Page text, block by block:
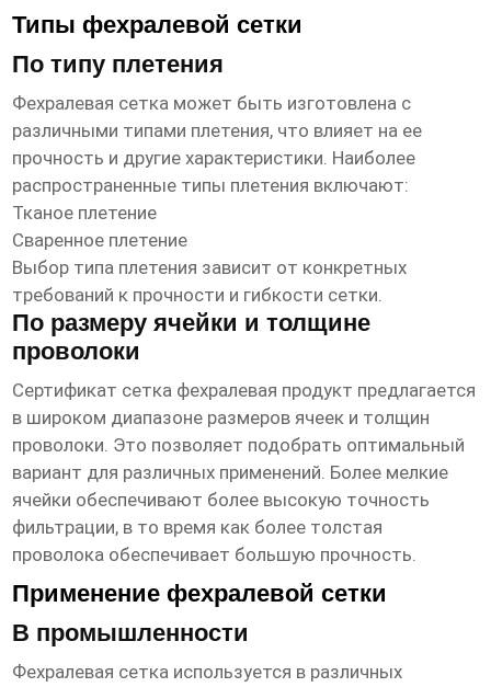
Типы фехралевой сетки
По типу плетения
Фехралевая сетка может быть изготовлена с
различными типами плетения, что влияет на ее
прочность и другие характеристики. Наиболее
распространенные типы плетения включают:
Тканое плетение
Сваренное плетение
Выбор типа плетения зависит от конкретных
требований к прочности и гибкости сетки.
По размеру ячейки и толщине
проволоки
Сертификат сетка фехралевая продукт предлагается
в широком диапазоне размеров ячеек и толщин
проволоки. Это позволяет подобрать оптимальный
вариант для различных применений. Более мелкие
ячейки обеспечивают более высокую точность
фильтрации, в то время как более толстая
проволока обеспечивает большую прочность.
Применение фехралевой сетки
В промышленности
Фехралевая сетка используется в различных